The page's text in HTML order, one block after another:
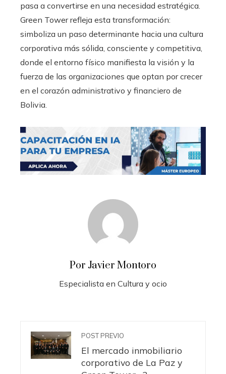
pasa a convertirse en una necesidad estratégica.
Green Tower refleja esta transformación:
simboliza un paso determinante hacia una cultura
corporativa más sólida, consciente y competitiva,
donde el entorno físico manifiesta la visión y la
fuerza de las organizaciones que optan por crecer
en el corazón administrativo y financiero de
Bolivia.
Por Javier Montoro
Especialista en Cultura y ocio
POST PREVIO
El mercado inmobiliario
corporativo de La Paz y